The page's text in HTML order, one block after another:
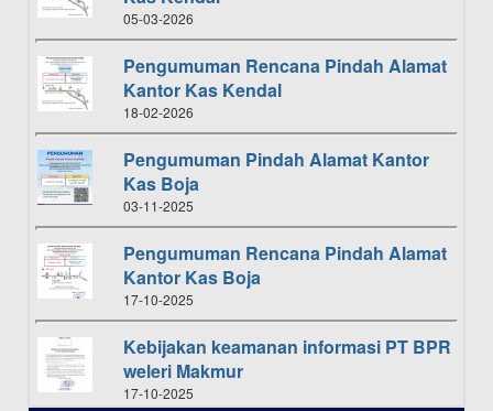
05-03-2026
Pengumuman Rencana Pindah Alamat
Kantor Kas Kendal
18-02-2026
Pengumuman Pindah Alamat Kantor
Kas Boja
03-11-2025
Pengumuman Rencana Pindah Alamat
Kantor Kas Boja
17-10-2025
Kebijakan keamanan informasi PT BPR
weleri Makmur
17-10-2025